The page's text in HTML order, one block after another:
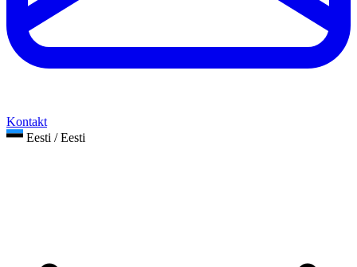
Kontakt
Eesti / Eesti